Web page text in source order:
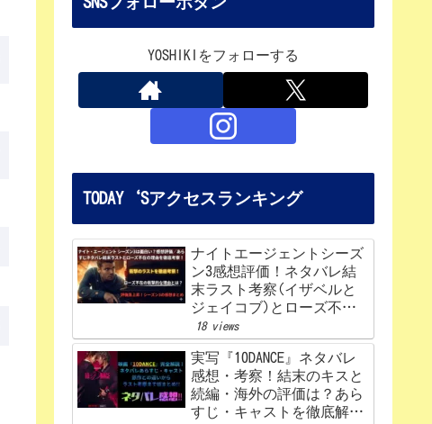
YOSHIKIをフォローする
TODAY‘Sアクセスランキング
ナイトエージェントシーズ
ン3感想評価！ネタバレ結
末ラスト考察(イザベルと
ジェイコブ)とローズ不在
の理由を解説‼
18 views
実写『10DANCE』ネタバレ
感想・考察！結末のキスと
続編・海外の評価は？あら
すじ・キャストを徹底解